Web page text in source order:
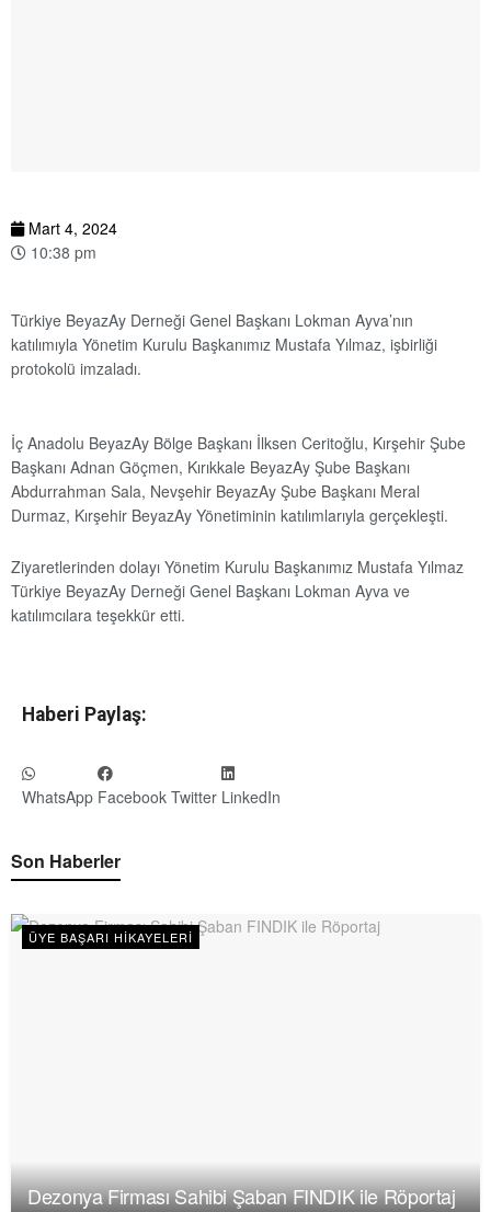
Mart 4, 2024
10:38 pm
Türkiye BeyazAy Derneği Genel Başkanı Lokman Ayva’nın
katılımıyla Yönetim Kurulu Başkanımız Mustafa Yılmaz, işbirliği
protokolü imzaladı.
İç Anadolu BeyazAy Bölge Başkanı İlksen Ceritoğlu, Kırşehir Şube
Başkanı Adnan Göçmen, Kırıkkale BeyazAy Şube Başkanı
Abdurrahman Sala, Nevşehir BeyazAy Şube Başkanı Meral
Durmaz, Kırşehir BeyazAy Yönetiminin katılımlarıyla gerçekleşti.
Ziyaretlerinden dolayı Yönetim Kurulu Başkanımız Mustafa Yılmaz
Türkiye BeyazAy Derneği Genel Başkanı Lokman Ayva ve
katılımcılara teşekkür etti.
Haberi Paylaş:
WhatsApp Facebook Twitter LinkedIn
Son Haberler
ÜYE BAŞARI HIKAYELERI
Dezonya Firması Sahibi Şaban FINDIK ile Röportaj